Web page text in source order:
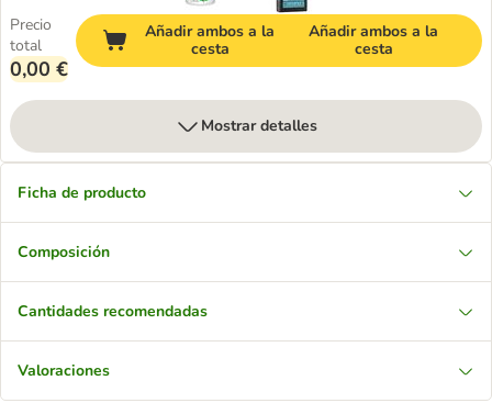
Precio
total
0,00 €
Añadir ambos a la
cesta
Añadir ambos a la
cesta
Mostrar detalles
Ficha de producto
Composición
Cantidades recomendadas
Valoraciones